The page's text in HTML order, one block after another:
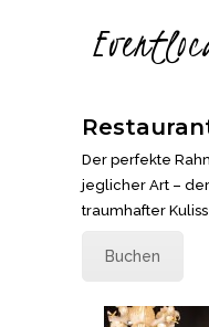
Der perfekte
jeglicher Art –
traumhafter
Buchen